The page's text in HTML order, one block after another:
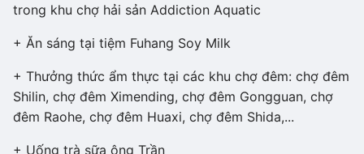
trong khu chợ hải sản Addiction Aquatic
+ Ăn sáng tại tiệm Fuhang Soy Milk
+ Thưởng thức ẩm thực tại các khu chợ đêm: chợ đêm
Shilin, chợ đêm Ximending, chợ đêm Gongguan, chợ
đêm Raohe, chợ đêm Huaxi, chợ đêm Shida,...
+ Uống trà sữa ông Trần